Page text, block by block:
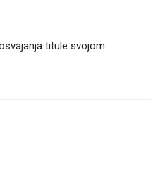
titule svojom